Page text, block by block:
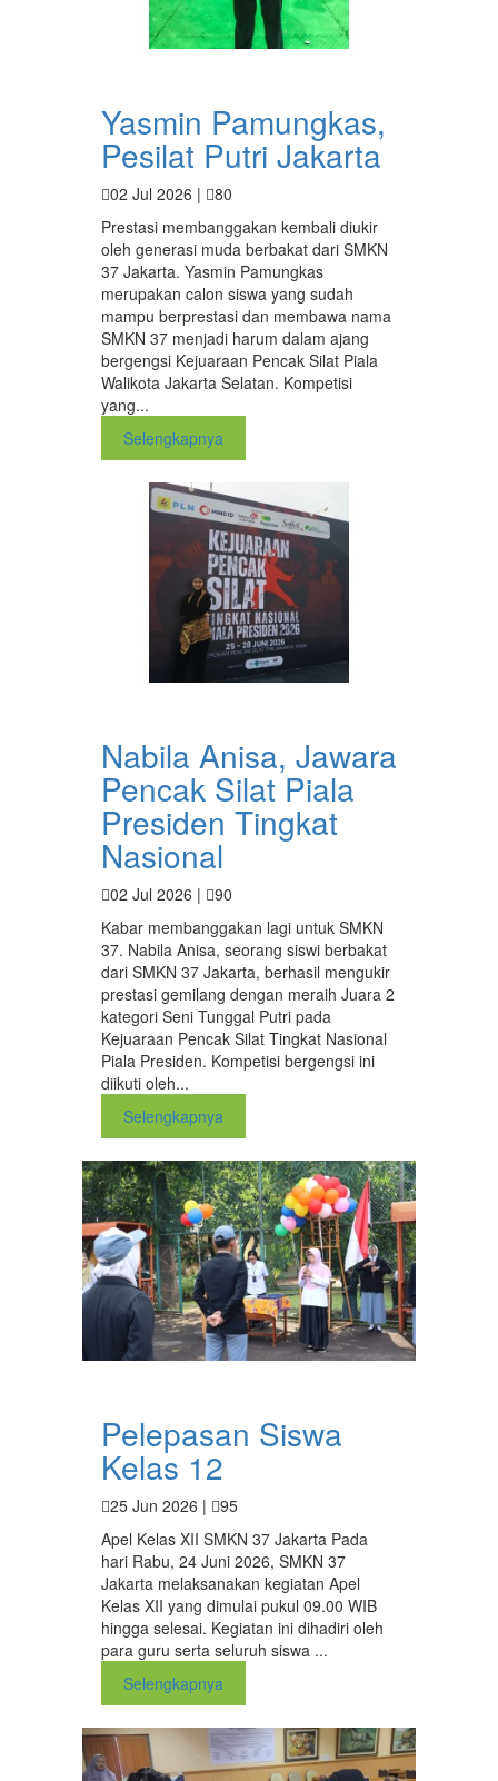
Yasmin Pamungkas,
Pesilat Putri Jakarta
02 Jul 2026 |
80
Prestasi membanggakan kembali diukir
oleh generasi muda berbakat dari SMKN
37 Jakarta. Yasmin Pamungkas
merupakan calon siswa yang sudah
mampu berprestasi dan membawa nama
SMKN 37 menjadi harum dalam ajang
bergengsi Kejuaraan Pencak Silat Piala
Walikota Jakarta Selatan. Kompetisi
yang...
Selengkapnya
Nabila Anisa, Jawara
Pencak Silat Piala
Presiden Tingkat
Nasional
02 Jul 2026 |
90
Kabar membanggakan lagi untuk SMKN
37. Nabila Anisa, seorang siswi berbakat
dari SMKN 37 Jakarta, berhasil mengukir
prestasi gemilang dengan meraih Juara 2
kategori Seni Tunggal Putri pada
Kejuaraan Pencak Silat Tingkat Nasional
Piala Presiden. Kompetisi bergengsi ini
diikuti oleh...
Selengkapnya
Pelepasan Siswa
Kelas 12
25 Jun 2026 |
95
Apel Kelas XII SMKN 37 Jakarta Pada
hari Rabu, 24 Juni 2026, SMKN 37
Jakarta melaksanakan kegiatan Apel
Kelas XII yang dimulai pukul 09.00 WIB
hingga selesai. Kegiatan ini dihadiri oleh
para guru serta seluruh siswa ...
Selengkapnya